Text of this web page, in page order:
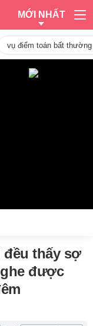
MỚI NHẤT
vụ điểm toán bất
thấy sợ
được